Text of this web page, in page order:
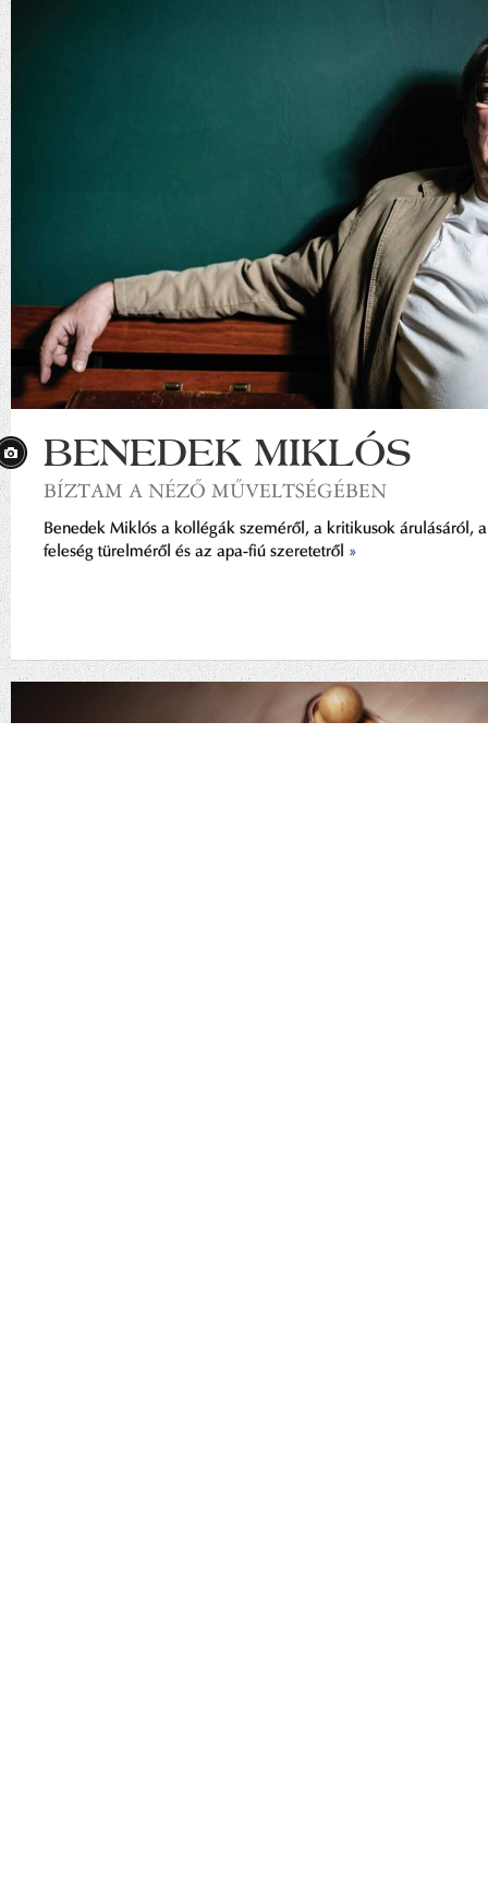
cookie law
BENEDEK MIKLÓS
BÍZTAM A NÉZŐ MŰVELTSÉGÉBEN
Benedek Miklós a kollégák szeméről, a kritikusok árulásáról, a
feleség türelméről és az apa-fiú szeretetről »